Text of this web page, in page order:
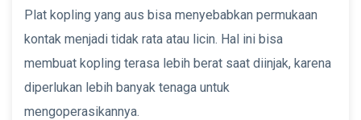
Plat kopling yang aus bisa menyebabkan permukaan
kontak menjadi tidak rata atau licin. Hal ini bisa
membuat kopling terasa lebih berat saat diinjak, karena
diperlukan lebih banyak tenaga untuk
mengoperasikannya.